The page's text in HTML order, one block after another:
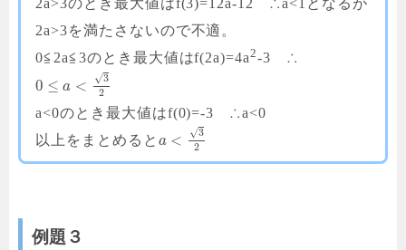
2a>3のとき最大値はf(3)=12a-12 ∴a<1となるが
2a>3を満たさないので不適。
0≦2a≦3のとき最大値はf(2a)=4a2-3 ∴
0 ≤ a < 3
√
2
a<0のとき最大値はf(0)=-3 ∴a<0
以上をまとめると a < 3
√
2
例題３